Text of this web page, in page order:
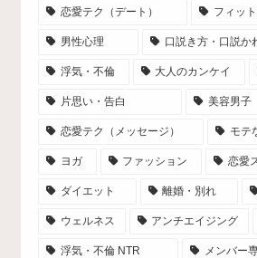
恋愛テク（デート） フィッ
男性心理 口説き方・口説か
浮気・不倫 大人のカンケイ
片思い・告白 美容男子
恋愛テク（メッセージ） モテ
ヨガ ファッション 恋愛
ダイエット 離婚・別れ
ウェルネス アンチエイジング
浮気・不倫 NTR メンバー